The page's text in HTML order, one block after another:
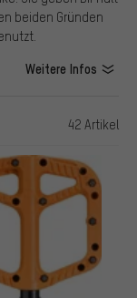
beiden Gründen
Weitere Infos
42 Artikel